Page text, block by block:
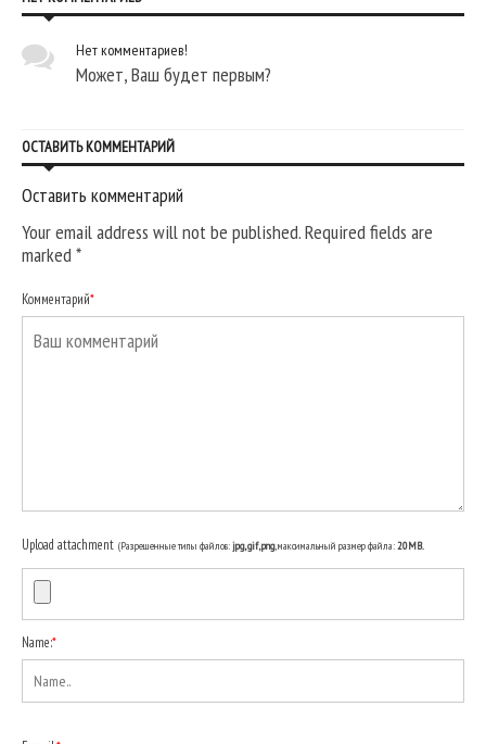
Нет комментариев!
Может, Ваш будет первым?
ОСТАВИТЬ КОММЕНТАРИЙ
Оставить комментарий
Your email address will not be published. Required fields are
marked*
Комментарий*
Upload attachment (Разрешенные типы файлов:jpg, gif, png, максимальный размер файла:20MB.
Name:*